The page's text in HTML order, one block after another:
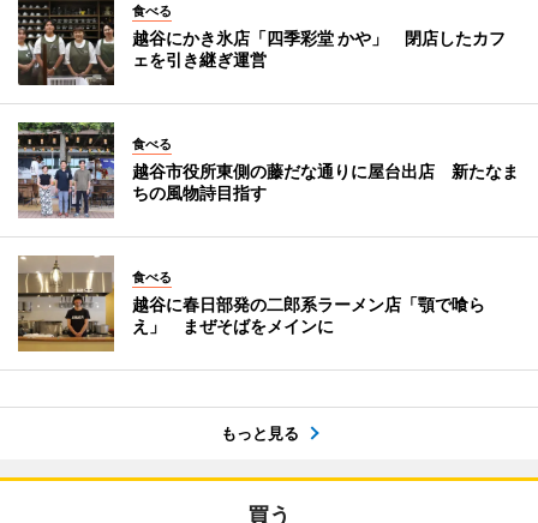
食べる
越谷にかき氷店「四季彩堂 かや」 閉店したカフ
ェを引き継ぎ運営
食べる
越谷市役所東側の藤だな通りに屋台出店 新たなま
ちの風物詩目指す
食べる
越谷に春日部発の二郎系ラーメン店「顎で喰ら
え」 まぜそばをメインに
もっと見る
買う